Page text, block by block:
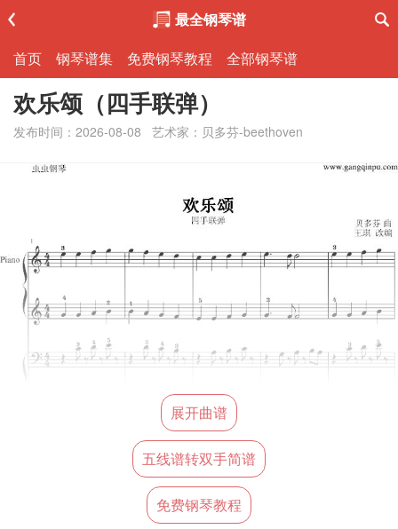
最全钢琴谱
首页
钢琴谱集 免费钢琴教程 全部钢琴谱
欢乐颂（四手联弹）
发布时间：2026-08-08 艺术家：贝多芬-beethoven
展开曲谱
五线谱转双手简谱
免费钢琴教程